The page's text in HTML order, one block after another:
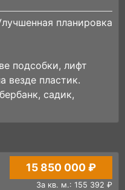
планировка
подсобки, лифт
везде пластик.
садик,
15 850 000 ₽
За кв. м.: 155 392 ₽